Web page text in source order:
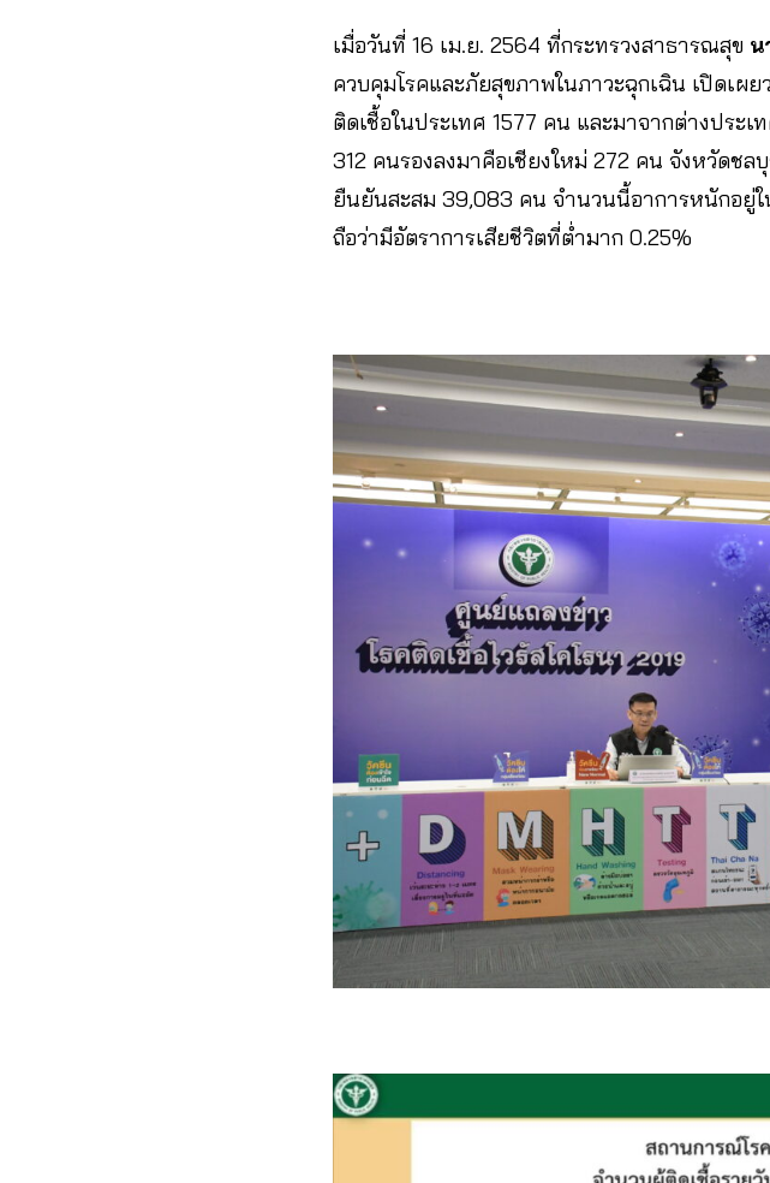
เมื่อวันที่ 16 เม.ย.​ 2564​ ที่กระทรวงสาธารณสุข​ น
ควบคุมโรคและภัยสุขภาพในภาวะฉุกเฉิน เปิดเผ
ติดเชื้อในประเทศ 1577 คน​ และมาจากต่างประ
312 คน​รองลงมาคือเชียงใหม่ 272 คน​ จังหวัดช
ยืนยันสะสม 39,083 คน จำนวนนี้อาการหนักอยู่ใ
ถือว่ามีอัตราการเสียชีวิตที่ต่ำมาก 0.25%